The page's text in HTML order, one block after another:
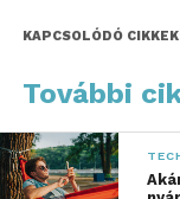
A3D nyomtatás
PolyJet
részletgazdag,
már a korai
KAPCSOLÓDÓ
További